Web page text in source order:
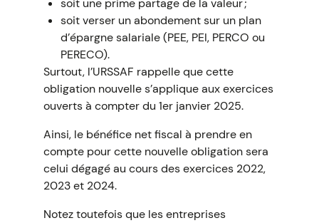
soit une prime partage de la valeur ;
soit verser un abondement sur un plan
d’épargne salariale (PEE, PEI, PERCO ou
PERECO).
Surtout, l’URSSAF rappelle que cette
obligation nouvelle s’applique aux exercices
ouverts à compter du 1er janvier 2025.
Ainsi, le bénéfice net fiscal à prendre en
compte pour cette nouvelle obligation sera
celui dégagé au cours des exercices 2022,
2023 et 2024.
Notez toutefois que les entreprises